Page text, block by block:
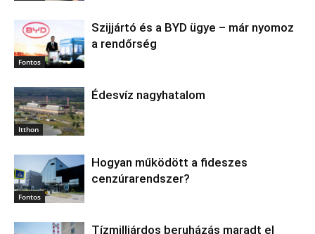
Fontos
Szijjártó és a BYD ügye – már nyomoz
a rendőrség
Itthon
Édesvíz nagyhatalom
Fontos
Hogyan működött a fideszes
cenzúrarendszer?
Tízmilliárdos beruházás maradt el